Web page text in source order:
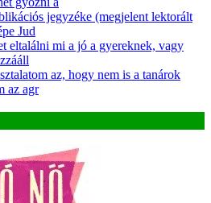
jegyzéke (megjelent lektorált
Jud
eltalálni mi a jó a gyereknek, vagy
az, hogy nem is a tanárok
az agr